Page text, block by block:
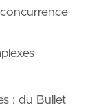
: du Bullet